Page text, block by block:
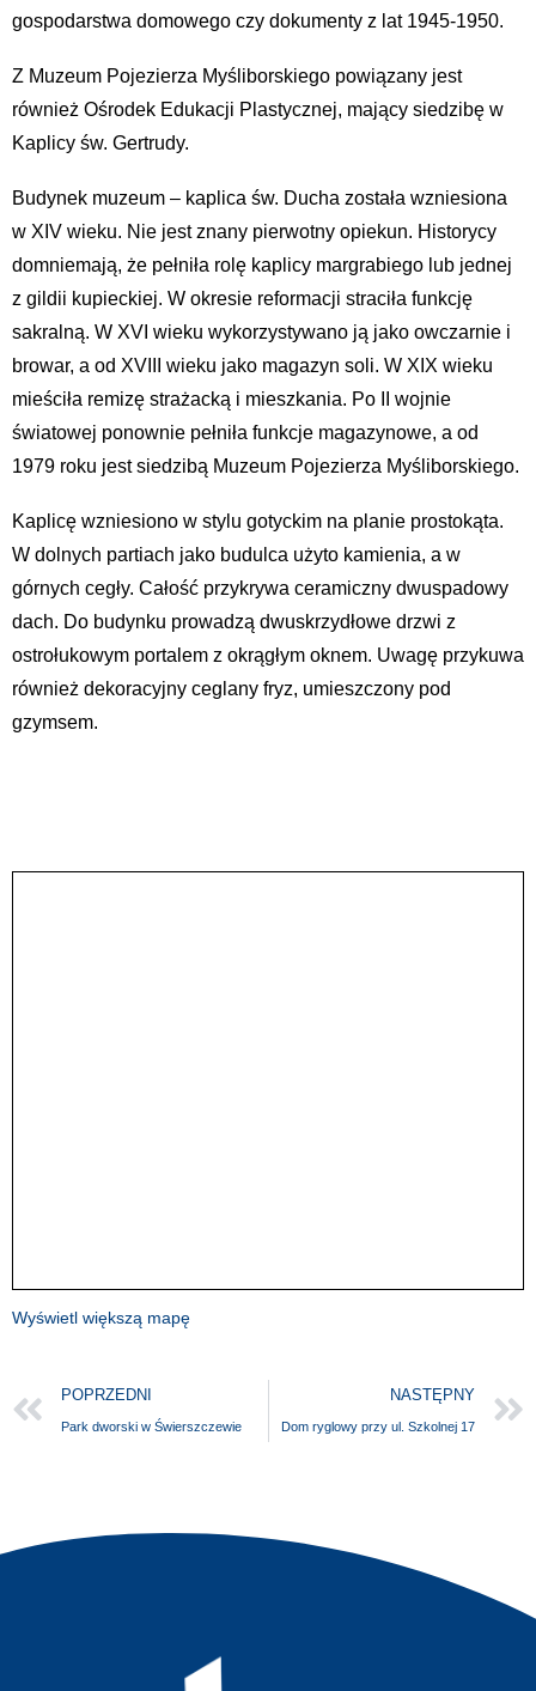
gospodarstwa domowego czy dokumenty z lat 1945-1950.
Z Muzeum Pojezierza Myśliborskiego powiązany jest
również Ośrodek Edukacji Plastycznej, mający siedzibę w
Kaplicy św. Gertrudy.
Budynek muzeum – kaplica św. Ducha została wzniesiona
w XIV wieku. Nie jest znany pierwotny opiekun. Historycy
domniemają, że pełniła rolę kaplicy margrabiego lub jednej
z gildii kupieckiej. W okresie reformacji straciła funkcję
sakralną. W XVI wieku wykorzystywano ją jako owczarnie i
browar, a od XVIII wieku jako magazyn soli. W XIX wieku
mieściła remizę strażacką i mieszkania. Po II wojnie
światowej ponownie pełniła funkcje magazynowe, a od
1979 roku jest siedzibą Muzeum Pojezierza Myśliborskiego.
Kaplicę wzniesiono w stylu gotyckim na planie prostokąta.
W dolnych partiach jako budulca użyto kamienia, a w
górnych cegły. Całość przykrywa ceramiczny dwuspadowy
dach. Do budynku prowadzą dwuskrzydłowe drzwi z
ostrołukowym portalem z okrągłym oknem. Uwagę przykuwa
również dekoracyjny ceglany fryz, umieszczony pod
gzymsem.
Wyświetl większą mapę
POPRZEDNI
Park dworski w Świerszczewie
NASTĘPNY
Dom ryglowy przy ul. Szkolnej 17